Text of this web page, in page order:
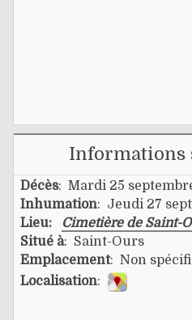
Informations
Décès: Mardi 25
Inhumation: Jeudi 27
Lieu:
Cimetière de Saint-
Situé à: Saint-Ours
Emplacement: Non
Localisation: